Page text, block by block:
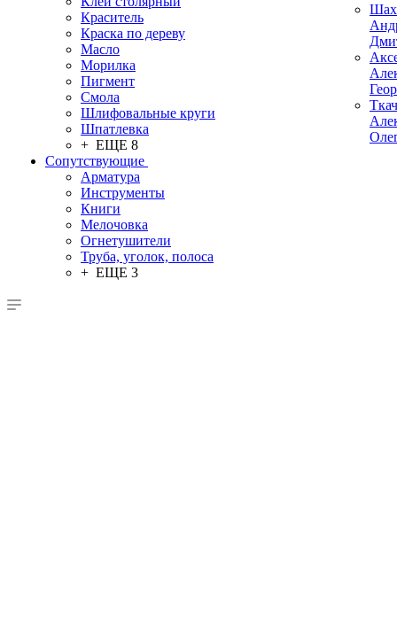
Краситель
Краска по дереву
Масло
Морилка
Пигмент
Смола
Шлифовальные круги
Шпатлевка
+ ЕЩЕ 8
Сопутствующие
Арматура
Инструменты
Книги
Мелочовка
Огнетушители
Труба, уголок, полоса
+ ЕЩЕ 3